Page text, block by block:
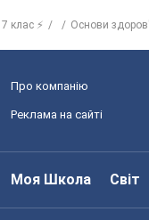
7 клас ⚡ Основи
Про компанію
Реклама на сайті
Моя Школа Світ